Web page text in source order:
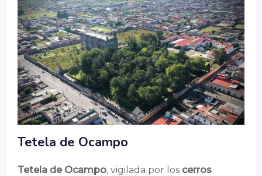
Tetela de Ocampo
Tetela de Ocampo, vigilada por los cerros